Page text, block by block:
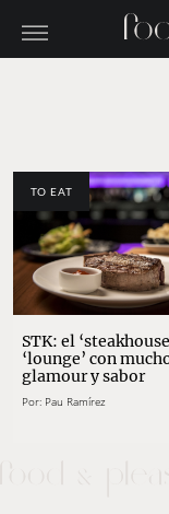
TO EAT
STK: el
‘lounge’ con
glamour y sabor
Por: Pau Ramírez